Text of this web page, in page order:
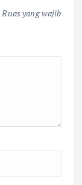
Ruas yang wajib